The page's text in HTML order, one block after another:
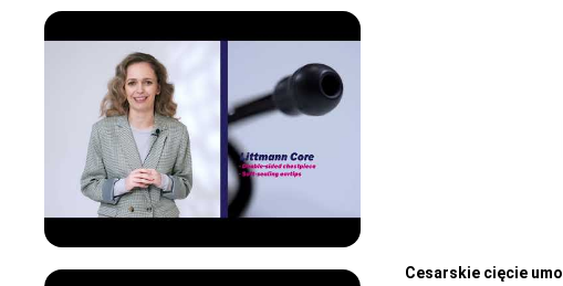
Cesarskie cięcie